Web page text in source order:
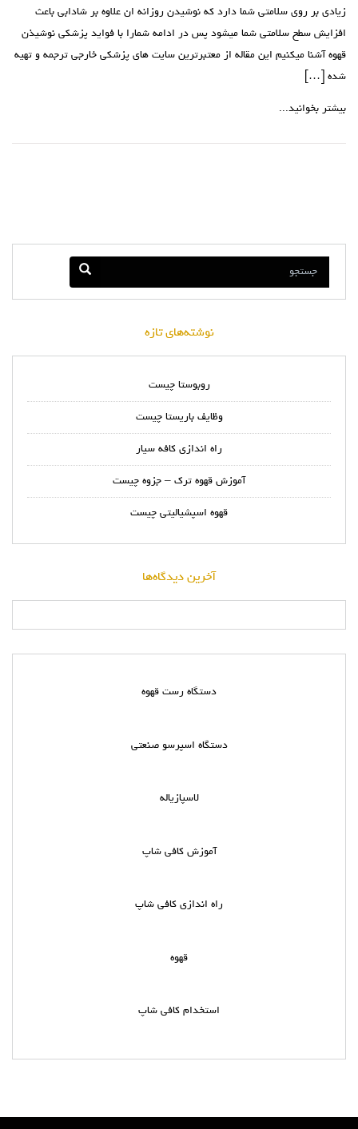
زیادی بر روی سلامتی شما دارد که نوشیدن روزانه ان علاوه بر شادابی باعث
افزایش سطح سلامتی شما میشود پس در ادامه شمارا با فواید پزشکی نوشیذن
قهوه آشنا میکنیم این مقاله از معتبرترین سایت های پزشکی خارجی ترجمه و تهیه
شده […]
بیشتر بخوانید...
نوشته‌های تازه
روبوستا چیست
وظایف باریستا چیست
راه اندازی کافه سیار
آموزش قهوه ترک – جزوه چیست
قهوه اسپشیالیتی چیست
آخرین دیدگاه‌ها
دستگاه رست قهوه
دستگاه اسپرسو صنعتی
لاسپازیاله
آموزش کافی شاپ
راه اندازی کافی شاپ
قهوه
استخدام کافی شاپ